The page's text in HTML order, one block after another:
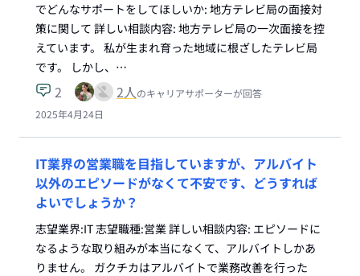
でどんなサポートをしてほしいか: 地方テレビ局の面接対
策に関して 詳しい相談内容: 地方テレビ局の一次面接を控
えています。 私が生まれ育った地域に根ざしたテレビ局
です。 しかし、…
2 2人のキャリアサポーターが回答
2025年4月24日
IT業界の営業職を目指していますが、アルバイト
以外のエピソードがなくて不安です、どうすれば
よいでしょうか？
志望業界:IT 志望職種:営業 詳しい相談内容: エピソードに
なるような取り組みが本当になくて、アルバイトしかあ
りません。 ガクチカはアルバイトで業務改善を行った